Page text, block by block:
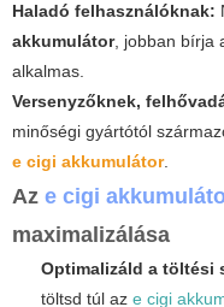
Haladó felhasználóknak:
akkumulátor, jobban bírja
alkalmas.
Versenyzőknek,
minőségi gyártótól
e cigi akkumulátor.
Az e cigi
maximalizálása
Optimalizáld a töltési
töltsd túl az e cigi